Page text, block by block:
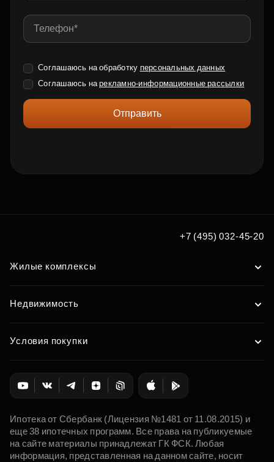
Соглашаюсь на обработку персональных данных
Соглашаюсь нарекламно-информационные рассылки
Отправить
+7 (495) 032-45-20
Жилые комплексы
Недвижимость
Условия покупки
Ипотека от Сбербанк (Лицензия №1481 от 11.08.2015) и
еще 38 ипотечных программ. Все права на публикуемые
на сайте материалы принадлежат ГК ФСК. Любая
информация, представленная на данном сайте, носит